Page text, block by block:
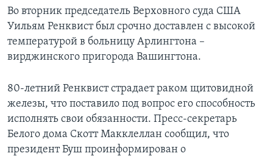
Перейти
поиск
ПОЧЕМУ ЭТО ВАЖНО?
ДЕТАЛИ
А КАК В АМЕРИКЕ?
АМЕРИКАНСКИЕ ГОРОДКИ
ФАКТЫ ПРОТИВ ФЕЙКОВ
ЗА СВОБОДУ ПРЕССЫ
УЧИМ АНГЛИЙСКИЙ
ПОДПИСКА НА НОВОСТИ
Learning English
Во вторник председатель Верховного суда США
Уильям Ренквист был срочно доставлен с высокой
температурой в больницу Арлингтона –
вирджинского пригорода Вашингтона.
80-летний Ренквист страдает раком щитовидной
железы, что поставило под вопрос его способность
исполнять свои обязанности. Пресс-секретарь
Белого дома Скотт Макклеллан сообщил, что
президент Буш проинформирован о